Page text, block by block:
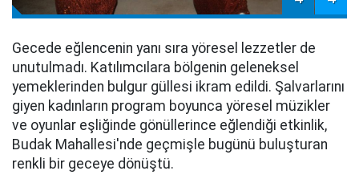
Gecede eğlencenin yanı sıra yöresel lezzetler de
unutulmadı. Katılımcılara bölgenin geleneksel
yemeklerinden bulgur güllesi ikram edildi. Şalvarlarını
giyen kadınların program boyunca yöresel müzikler
ve oyunlar eşliğinde gönüllerince eğlendiği etkinlik,
Budak Mahallesi'nde geçmişle bugünü buluşturan
renkli bir geceye dönüştü.